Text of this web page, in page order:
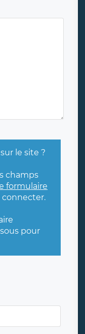
le site ?
champs
formulaire
connecter.
pour